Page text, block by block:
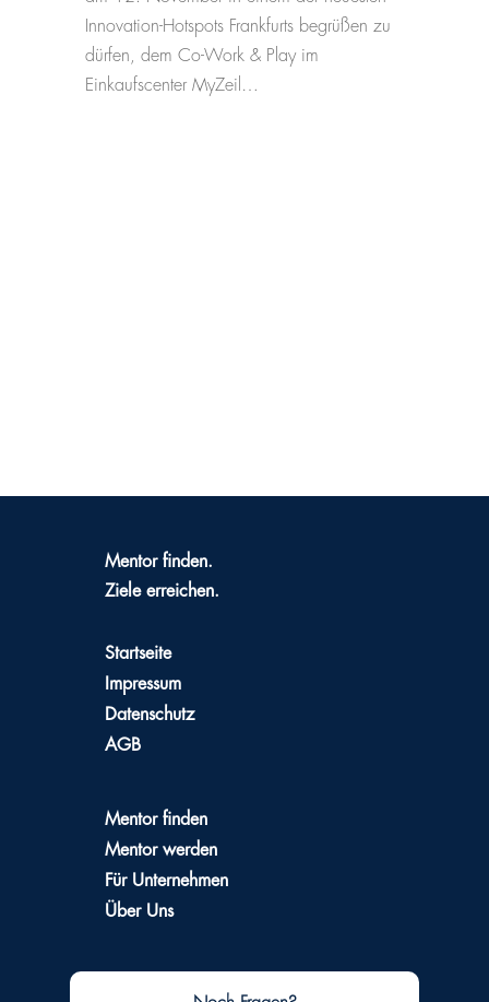
Innovation-Hotspots Frankfurts begrüßen zu
dürfen, dem Co-Work & Play im
Einkaufscenter MyZeil…
Mentor finden.
Ziele erreichen.
Startseite
Impressum
Datenschutz
AGB
Mentor finden
Mentor werden
Für Unternehmen
Über Uns